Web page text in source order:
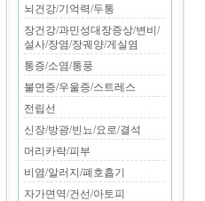
뇌건강/기억력/두통
장건강/과민성대장증상/변비/
설사/장염/장궤양/게실염
통증/소염/통풍
불면증/우울증/스트레스
전립선
신장/방광/빈뇨/요로/결석
머리카락/피부
비염/알러지/폐호흡기
자가면역/건선/아토피